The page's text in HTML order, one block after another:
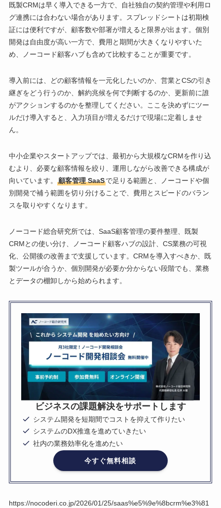
既製CRMは早く導入できる一方で、自社独自の契約管理や利用ロ
グ連携には合わない場合があります。スプレッドシートは初期検
証には便利ですが、顧客数や部署が増えると限界が出ます。個別
開発は自由度が高い一方で、費用と期間が大きくなりやすいた
め、ノーコード顧客ハブも含めて比較することが重要です。
導入前には、どの顧客情報を一元化したいのか、営業とCSの引き
継ぎをどう行うのか、解約兆候を何で判断するのか、更新前に誰
がアクションするのかを整理してください。ここを決めずにツー
ルだけ導入すると、入力項目が増えるだけで現場に定着しませ
ん。
中小企業やスタートアップでは、最初から大規模なCRMを作り込
むより、必要な顧客情報を絞り、運用しながら改善できる構成が
向いています。
顧客管理 SaaSで足りる範囲と、ノーコードや個
別開発で補う範囲を切り分けることで、費用とスピードのバラン
スを取りやすくなります。
ノーコード総合研究所では、SaaS顧客管理の要件整理、既製
CRMとの使い分け、ノーコード顧客ハブの設計、CS業務の可視
化、公開後の改善まで支援しています。CRMを導入すべきか、既
製ツールが合うか、個別開発が必要か分からない段階でも、業務
とデータの棚卸しから始められます。
ビジネスの課題解決をサポートします
システム開発を短期間でコストを抑えて作りたい
システムのDX推進を進めていきたい
社内の業務効率化を進めたい
今すぐ無料相談
https://nocoderi.co.jp/2026/01/25/saas%e5%9e%8bcrm%e3%81